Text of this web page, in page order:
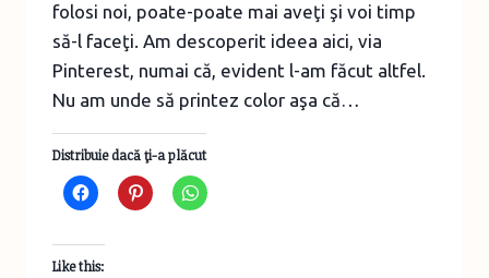
folosi noi, poate-poate mai aveţi şi voi timp
să-l faceţi. Am descoperit ideea aici, via
Pinterest, numai că, evident l-am făcut altfel.
Nu am unde să printez color aşa că…
Distribuie dacă ţi-a plăcut
Like this: